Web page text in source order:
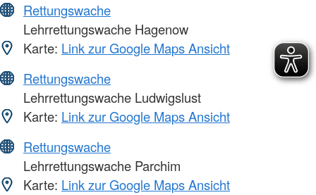
Rettungswache
Lehrrettungswache Hagenow
Karte: Link zur Google Maps Ansicht
Rettungswache
Lehrrettungswache Ludwigslust
Karte: Link zur Google Maps Ansicht
Rettungswache
Lehrrettungswache Parchim
Karte: Link zur Google Maps Ansicht